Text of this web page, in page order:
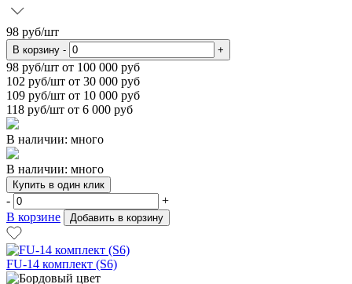
98 руб/шт
В корзину - +
98 руб/шт от 100 000 руб
102 руб/шт от 30 000 руб
109 руб/шт от 10 000 руб
118 руб/шт от 6 000 руб
В наличии: много
В наличии: много
Купить в один клик
-
+
В корзине
Добавить в корзину
FU-14 комплект (S6)